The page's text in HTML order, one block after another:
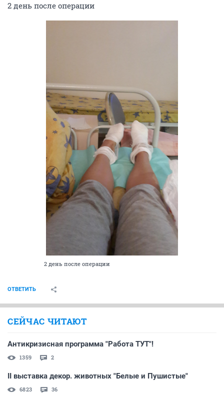
2 день после операции
2 день после операции
ОТВЕТИТЬ
СЕЙЧАС ЧИТАЮТ
Антикризисная программа "Работа ТУТ"!
1359 2
II выставка декор. животных "Белые и Пушистые"
6823 36